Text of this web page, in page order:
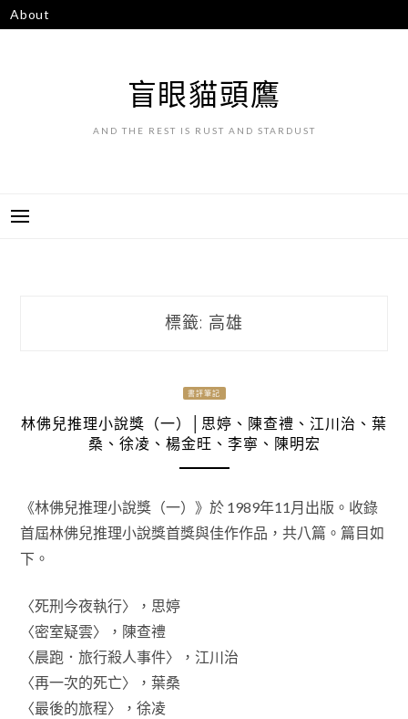
跳
至
About
盲眼貓頭鷹
AND THE REST IS RUST AND STARDUST
標籤: 高雄
書評筆記
林佛兒推理小說獎（一）│思婷、陳查禮、江川治、葉
桑、徐凌、楊金旺、李寧、陳明宏
《林佛兒推理小說獎（一）》於 1989年11月出版。收錄
首屆林佛兒推理小說獎首獎與佳作作品，共八篇。篇目如
下。
〈死刑今夜執行〉，思婷
〈密室疑雲〉，陳查禮
〈晨跑．旅行殺人事件〉，江川治
〈再一次的死亡〉，葉桑
〈最後的旅程〉，徐凌